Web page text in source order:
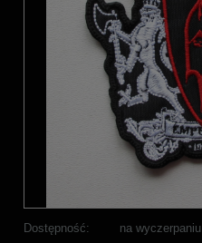
Dostępność: na wyczerpaniu